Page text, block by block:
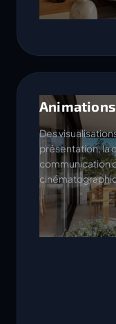
Des
présentation, la
communication